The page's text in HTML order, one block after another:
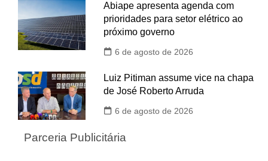
Abiape apresenta agenda com
prioridades para setor elétrico ao
próximo governo
6 de agosto de 2026
Luiz Pitiman assume vice na chapa
de José Roberto Arruda
6 de agosto de 2026
Parceria Publicitária